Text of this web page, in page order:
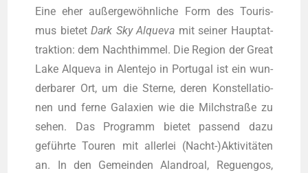
Eine eher außer­ge­wöhn­li­che Form des Tou­ris­
mus bie­tet Dark Sky Alque­va mit sei­ner Haupt­at­
trak­ti­on: dem Nacht­him­mel. Die Regi­on der Gre­at
Lake Alque­va in Alen­te­jo in Por­tu­gal ist ein wun­
der­ba­rer Ort, um die Ster­ne, deren Kon­stel­la­tio­
nen und fer­ne Gala­xien wie die Milch­stra­ße zu
sehen. Das Pro­gramm bie­tet pas­send dazu
geführ­te Tou­ren mit aller­lei (Nacht-)Aktivitäten
an. In den Gemein­den Alan­dro­al, Reguen­gos,